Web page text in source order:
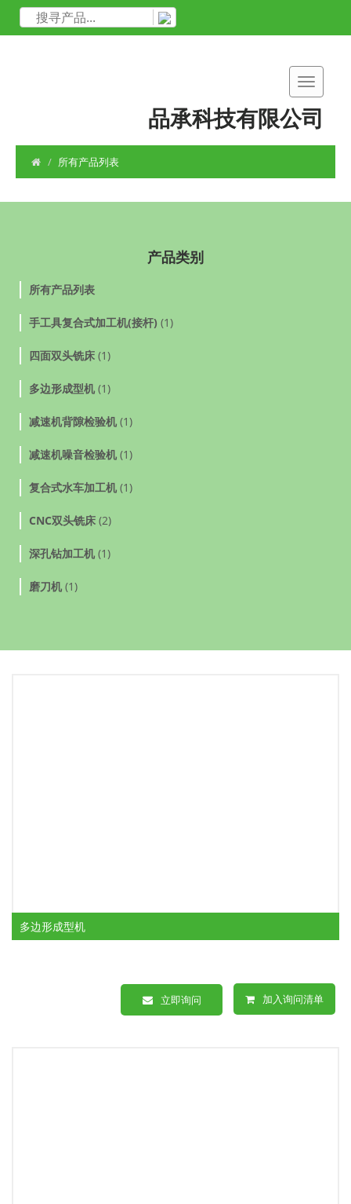
品承科技有限公司
所有产品列表
产品类别
所有产品列表
手工具复合式加工机(接杆) (1)
四面双头铣床 (1)
多边形成型机 (1)
减速机背隙检验机 (1)
减速机噪音检验机 (1)
复合式水车加工机 (1)
CNC双头铣床 (2)
深孔钻加工机 (1)
磨刀机 (1)
多边形成型机
立即询问 加入询问清单